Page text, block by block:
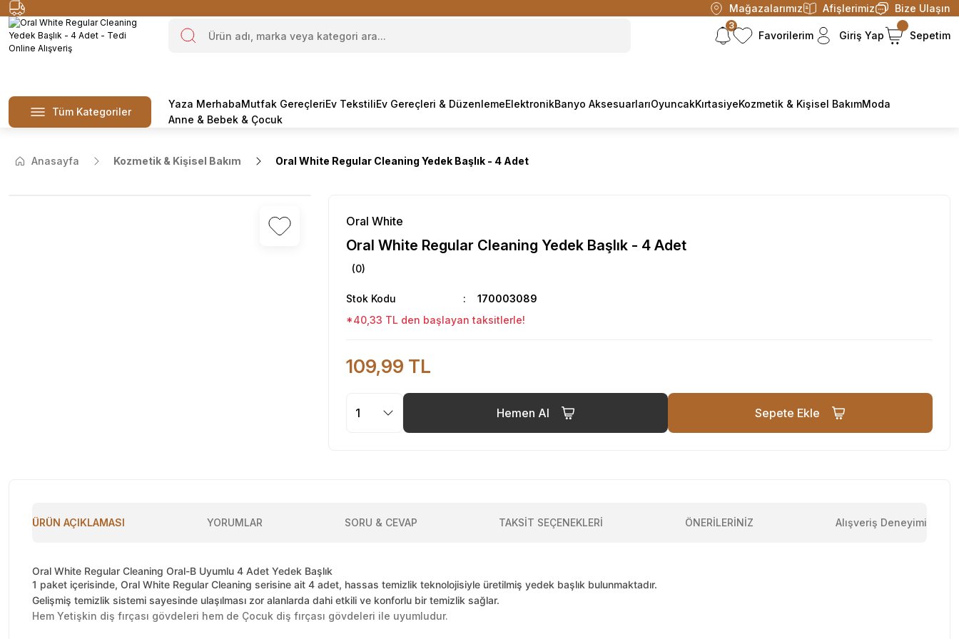
Mağazalarımız Afişlerimiz Bize Ulaşın
3
Favorilerim Giriş Yap Sepetim
Tüm Kategoriler
Yaza MerhabaMutfak GereçleriEv TekstiliEv Gereçleri & DüzenlemeElektronikBanyo AksesuarlarıOyuncakKırtasiyeKozmetik & Kişisel BakımModa
Anne & Bebek & Çocuk
Anasayfa Kozmetik & Kişisel Bakım Oral White Regular Cleaning Yedek Başlık - 4 Adet
Oral White
Oral White Regular Cleaning Yedek Başlık - 4 Adet
(0)
Stok Kodu
170003089
*40,33 TL den başlayan taksitlerle!
109,99 TL
Hemen Al Sepete Ekle
ÜRÜN AÇIKLAMASI YORUMLAR SORU & CEVAP TAKSİT SEÇENEKLERİ ÖNERİLERİNİZ Alışveriş Deneyimi
Oral White Regular Cleaning Oral-B Uyumlu 4 Adet Yedek Başlık
1 paket içerisinde, Oral White Regular Cleaning serisine ait 4 adet, hassas temizlik teknolojisiyle üretilmiş yedek başlık bulunmaktadır.
Gelişmiş temizlik sistemi sayesinde ulaşılması zor alanlarda dahi etkili ve konforlu bir temizlik sağlar.
Hem Yetişkin diş fırçası gövdeleri hem de Çocuk diş fırçası gövdeleri ile uyumludur.